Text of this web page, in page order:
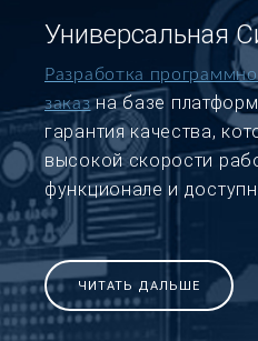
Универсальная
Разработка
заказна базе
гарантия качества,
высокой скорости
функционале и
ЧИТАТЬ ДАЛЬШЕ